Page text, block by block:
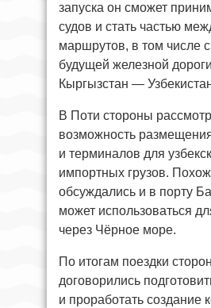
запуска он сможет
судов и стать частью
маршрутов, в том числе
будущей железной
Кыргызстан —
В Поти стороны
возможность
и терминалов для
импортных грузов.
обсуждались и в порту
может использоваться
через Чёрное море.
По итогам поездки
договорились
и проработать создание